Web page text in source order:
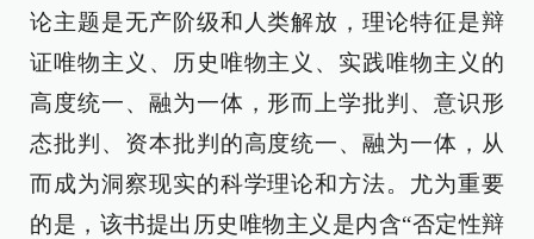
论主题是无产阶级和人类解放，理论特征是辩
证唯物主义、历史唯物主义、实践唯物主义的
高度统一、融为一体，形而上学批判、意识形
态批判、资本批判的高度统一、融为一体，从
而成为洞察现实的科学理论和方法。尤为重要
的是，该书提出历史唯物主义是内含“否定性辩